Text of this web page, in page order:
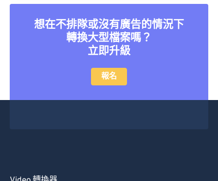
想在不排隊或沒有廣告的情況下
轉換大型檔案嗎？
立即升級
報名